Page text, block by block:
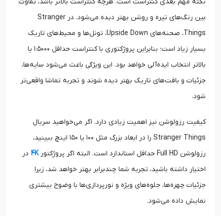
بین رنگ‌های تیره و روشن بهتر دیده می‌شود. در Stranger
Things، صحنه‌های Upside Down، تونل‌ها و محیط‌های تاریک
بسیار زیاد است؛ بنابراین پروژکتوری با کنتراست حداقل ۱:۵۰۰۰ یا
بالاتر انتخاب ایده‌آلی خواهد بود. این ویژگی باعث می‌شود سایه‌ها،
جزئیات و بافت‌های تاریک بهتر دیده شوند و تجربه تماشا واقعی‌تر
کیفیت رزولوشن نیز اهمیت زیادی دارد. اگر می‌خواهید سریال
Stranger Things را در ابعاد بزرگ مثل ۱۰۰ یا ۱۵۰ اینچ ببینید،
رزولوشن Full HD حداقل استاندارد است. البته اگر پروژکتور
4Kدر
اختیار داشته باشید، تجربه شما چندبرابر بهتر خواهد شد، زیرا
جزئیات چهره‌ها، جلوه‌های ویژه و نورپردازی‌ها با وضوح بیشتری
نمایش داده می‌شود.